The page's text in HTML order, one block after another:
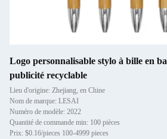
Logo personnalisable stylo à bille en
publicité recyclable
Lieu d'origine: Zhejiang, en Chine
Nom de marque: LESAI
Numéro de modèle: 2022
Quantité de commande min: 100 pièces
Prix: $0.16/pieces 100-4999 pieces